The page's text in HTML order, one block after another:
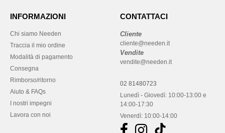
INFORMAZIONI
Chi siamo Needen
Traccia il mio ordine
Modalità di pagamento
Consegna
Rimborso/ritorno
Aiuto & FAQs
I nostri impegni
Lavora con noi
CONTATTACI
Cliente
cliente@needen.it
Vendite
vendite@needen.it
02 81480723
Lunedì - Giovedì: 10:00-13:00 e
14:00-17:30
Venerdì: 10:00-14:00